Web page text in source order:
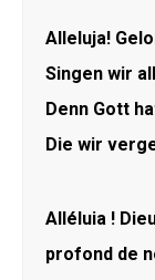
Alleluja!
Singen wir
Denn Gott
Die wir
Alléluia !
profond de